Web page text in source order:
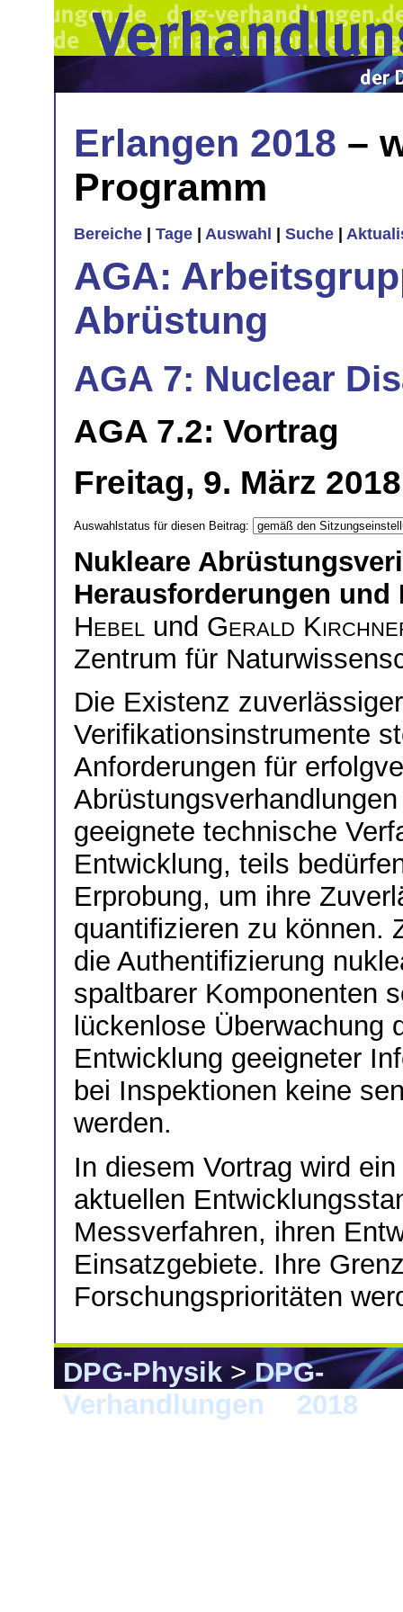
Erlangen 2018 –
Programm
Bereiche Tage Auswahl Suche
AGA:
Abrüstung
AGA 7: Nuclear
AGA 7.2: Vortrag
Freitag, 9. März
Auswahlstatus für diesen Beitrag:
Nukleare
Herausforderungen und
Hebel und Gerald
Zentrum für
Die Existenz
Verifikationsinstrumente
Anforderungen für
geeignete technische
Entwicklung, teils
Erprobung, um ihre
quantifizieren zu können.
die Authentifizierung
spaltbarer Komponenten
lückenlose Überwachung
Entwicklung geeigneter
bei Inspektionen keine
werden.
In diesem Vortrag wird
aktuellen
Messverfahren, ihren
Einsatzgebiete. Ihre
Forschungsprioritäten
DPG-Physik>DPG-
Verhandlungen
2018